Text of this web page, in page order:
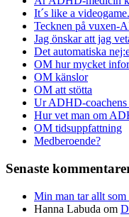
It´s like a
Tecknen på vuxen-
Jag önskar att jag
Det automatiska
OM hur mycket
OM känslor
OM att stötta
Ur ADHD-coachens
Hur vet man om
OM tidsuppfattning
Medberoende?
Senaste
Min man tar allt
Hanna Labuda om